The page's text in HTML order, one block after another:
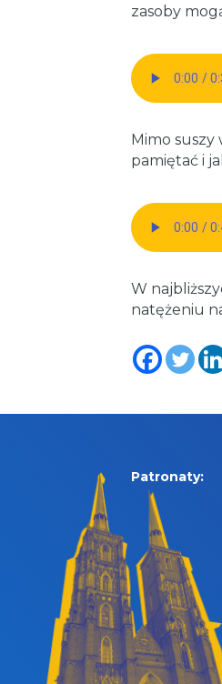
zasoby
Mimo suszy
pamiętać i
W
natężeniu
Patronaty: